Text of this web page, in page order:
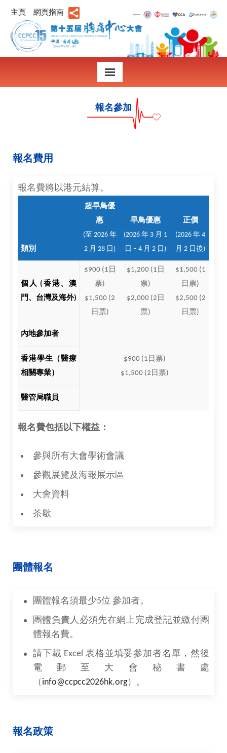
主頁 網頁指南
報名參加
報名費用
報名費將以港元結算。
類別
超早鳥優
惠
(至 2026 年
2 月 28 日)
早鳥優惠
(2026 年 3 月 1
日 – 4 月 2 日)
正價
(2026 年 4
月 2 日後)
個人 (香港、澳
門、台灣及海外)
$900 (1日
票)
$1,500 (2
日票)
$1,200 (1日
票)
$2,000 (2日
票)
$1,500 (1
日票)
$2,500 (2
日票)
內地參加者
$900 (1日票)
$1,500 (2日票)
香港學生（醫療
相關專業）
醫管局職員
報名費包括以下權益：
參與所有大會學術會議
參觀展覽及海報展示區
大會資料
茶歇
團體報名
團體報名須最少5位 參加者。
團體負責人必須先在網上完成登記並繳付團
體報名費。
請下載 Excel 表格並填妥參加者名單，然後
電郵至大會秘書處
（ info@ccpcc2026hk.org）。
報名政策